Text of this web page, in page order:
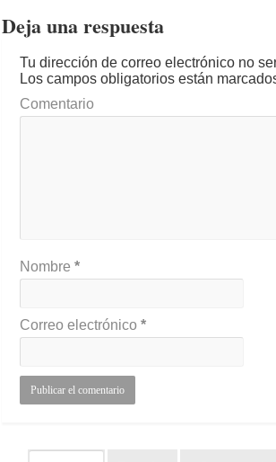
Deja una respuesta
Tu dirección de correo electrónico no
Los campos obligatorios están
Comentario
Nombre*
Correo electrónico*